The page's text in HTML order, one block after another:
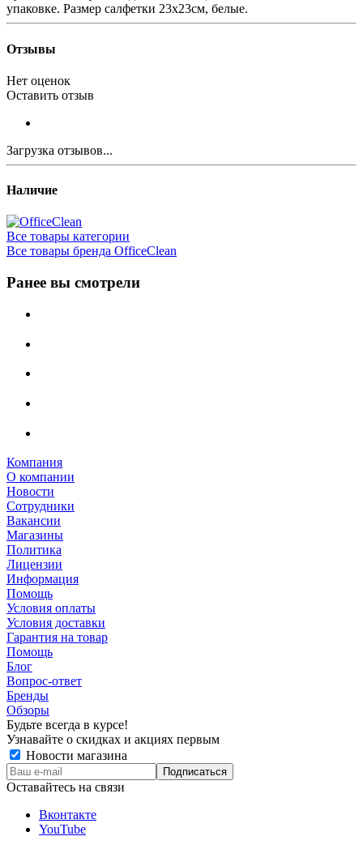
упаковке. Размер салфетки 23х23см, белые.
Отзывы
Нет оценок
Оставить отзыв
Загрузка отзывов...
Наличие
Все товары категории
Все товары бренда OfficeClean
Ранее вы смотрели
Компания
О компании
Новости
Сотрудники
Вакансии
Магазины
Политика
Лицензии
Информация
Помощь
Условия оплаты
Условия доставки
Гарантия на товар
Помощь
Блог
Вопрос-ответ
Бренды
Обзоры
Будьте всегда в курсе!
Узнавайте о скидках и акциях первым
Новости магазина
Оставайтесь на связи
Вконтакте
YouTube